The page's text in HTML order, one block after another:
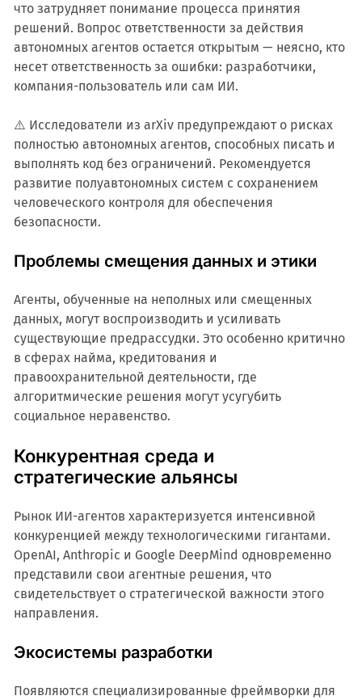
что затрудняет понимание процесса принятия
решений. Вопрос ответственности за действия
автономных агентов остается открытым — неясно, кто
несет ответственность за ошибки: разработчики,
компания-пользователь или сам ИИ.
⚠️ Исследователи из arXiv предупреждают о рисках
полностью автономных агентов, способных писать и
выполнять код без ограничений. Рекомендуется
развитие полуавтономных систем с сохранением
человеческого контроля для обеспечения
безопасности.
Проблемы смещения данных и этики
Агенты, обученные на неполных или смещенных
данных, могут воспроизводить и усиливать
существующие предрассудки. Это особенно критично
в сферах найма, кредитования и
правоохранительной деятельности, где
алгоритмические решения могут усугубить
социальное неравенство.
Конкурентная среда и
стратегические альянсы
Рынок ИИ-агентов характеризуется интенсивной
конкуренцией между технологическими гигантами.
OpenAI, Anthropic и Google DeepMind одновременно
представили свои агентные решения, что
свидетельствует о стратегической важности этого
направления.
Экосистемы разработки
Появляются специализированные фреймворки для